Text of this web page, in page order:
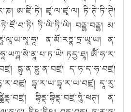
ཨ་ཛི་ཏེ། ཛྭ་ལ་ཛྭ་ལ། ཏི་ཊེ་ཏི་ཊེ།
ཏི་ལི་ཏི་ལི། བནྡྷ་བནྡྷ། མ་
ན་མོ་རཏྣ་ཏྲ་ཡཱ་ཡ། ན་
ཏདྱ་ཐཱ། ཨོཾ་ཧ་ར་
དྷུ་ན་དྷུ་ན་བཛྲ། ད་ཧ་ད་ཧ་བཛྲ།
དྷཱ་ར་ཡ་དྷཱ་ར་ཡ་བཛྲ། དཱ་རུ་
བྷིནྡ་བྷིནྡ་བཛྲ་ཧཱུཾ་ཕཊ། ན་